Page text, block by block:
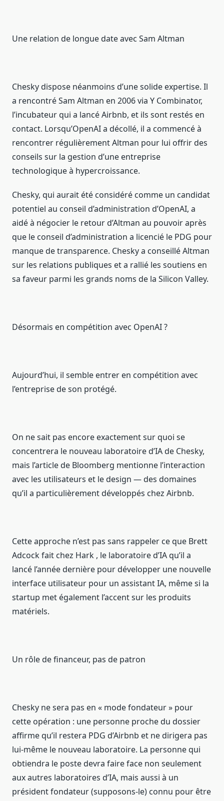
Une relation de longue date avec Sam Altman
Chesky dispose néanmoins d’une solide expertise. Il
a rencontré Sam Altman en 2006 via Y Combinator,
l’incubateur qui a lancé Airbnb, et ils sont restés en
contact. Lorsqu’OpenAI a décollé, il a commencé à
rencontrer régulièrement Altman pour lui offrir des
conseils sur la gestion d’une entreprise
technologique à hypercroissance.
Chesky, qui aurait été considéré comme un candidat
potentiel au conseil d’administration d’OpenAI, a
aidé à négocier le retour d’Altman au pouvoir après
que le conseil d’administration a licencié le PDG pour
manque de transparence. Chesky a conseillé Altman
sur les relations publiques et a rallié les soutiens en
sa faveur parmi les grands noms de la Silicon Valley.
Désormais en compétition avec OpenAI ?
Aujourd’hui, il semble entrer en compétition avec
l’entreprise de son protégé.
On ne sait pas encore exactement sur quoi se
concentrera le nouveau laboratoire d’IA de Chesky,
mais l’article de Bloomberg mentionne l’interaction
avec les utilisateurs et le design — des domaines
qu’il a particulièrement développés chez Airbnb.
Cette approche n’est pas sans rappeler ce que Brett
Adcock fait chez Hark , le laboratoire d’IA qu’il a
lancé l’année dernière pour développer une nouvelle
interface utilisateur pour un assistant IA, même si la
startup met également l’accent sur les produits
matériels.
Un rôle de financeur, pas de patron
Chesky ne sera pas en « mode fondateur » pour
cette opération : une personne proche du dossier
affirme qu’il restera PDG d’Airbnb et ne dirigera pas
lui-même le nouveau laboratoire. La personne qui
obtiendra le poste devra faire face non seulement
aux autres laboratoires d’IA, mais aussi à un
président fondateur (supposons-le) connu pour être